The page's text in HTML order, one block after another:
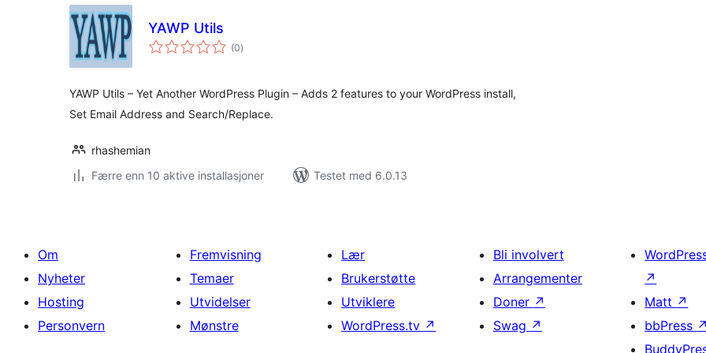
YAWP Utils
(0totale
vurderinger
)
YAWP Utils – Yet Another WordPress Plugin – Adds 2 features to your WordPress install,
Set Email Address and Search/Replace.
rhashemian
Færre enn 10 aktive installasjoner
Testet med 6.0.13
Om
Nyheter
Hosting
Personvern
Fremvisning
Temaer
Utvidelser
Mønstre
Lær
Brukerstøtte
Utviklere
WordPress.tv ↗
Bli involvert
Arrangementer
Doner ↗
Swag ↗
↗
Matt ↗
bbPress ↗